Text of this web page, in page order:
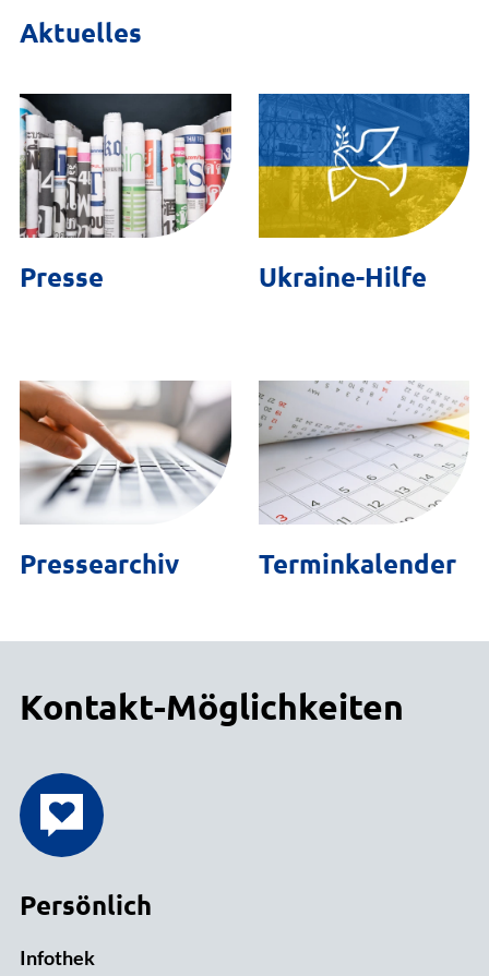
Aktuelles
Presse Ukraine-Hilfe
Pressearchiv Terminkalender
Kontakt-Möglichkeiten
Persönlich
Infothek